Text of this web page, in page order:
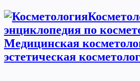
энциклопедия по
Медицинская
эстетическая